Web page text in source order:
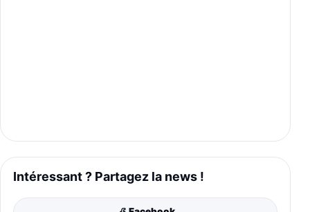
Intéressant ? Partagez la news !